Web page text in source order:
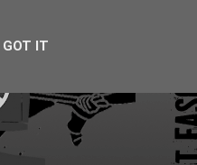
GOT IT